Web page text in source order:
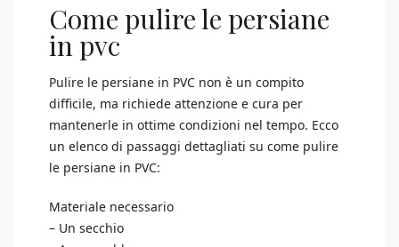
Come pulire le persiane
in pvc
Pulire le persiane in PVC non è un compito
difficile, ma richiede attenzione e cura per
mantenerle in ottime condizioni nel tempo. Ecco
un elenco di passaggi dettagliati su come pulire
le persiane in PVC:
Materiale necessario
– Un secchio